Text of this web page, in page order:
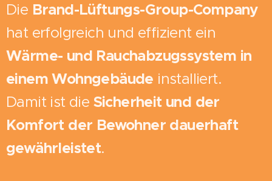
Die Brand-Lüftungs-Group-Company
hat erfolgreich und effizient ein
Wärme- und Rauchabzugssystem in
einem Wohngebäude installiert.
Damit ist die Sicherheit und der
Komfort der Bewohner dauerhaft
gewährleistet.